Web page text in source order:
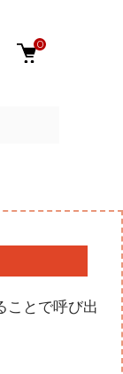
0
ことで呼び出